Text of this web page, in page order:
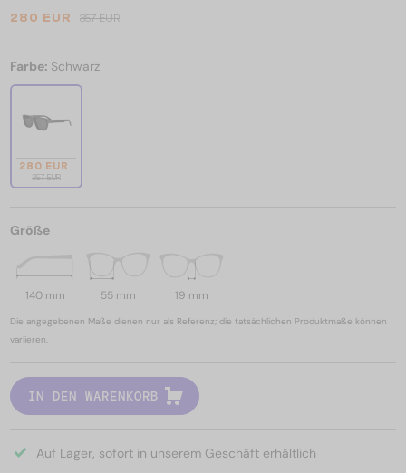
280 EUR 357 EUR
Farbe: Schwarz
280 EUR
357 EUR
Größe
140 mm 55 mm 19 mm
Die angegebenen Maße dienen nur als Referenz; die tatsächlichen Produktmaße können
variieren.
IN DEN WARENKORB
Auf Lager, sofort in unserem Geschäft erhältlich